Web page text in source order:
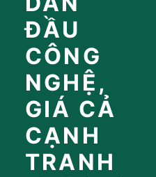
ĐẦU
CÔNG
NGHỆ,
GIÁ CẢ
CẠNH
TRANH